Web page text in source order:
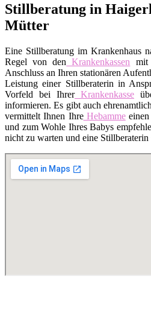
Stillberatung in
Mütter
Eine Stillberatung im Krankenhaus
Regel von den Krankenkassen mit
Anschluss an Ihren stationären
Leistung einer Stillberaterin in
Vorfeld bei IhrerKrankenkasse
informieren. Es gibt auch
vermittelt Ihnen IhreHebammeeinen
und zum Wohle Ihres Babys
nicht zu warten und eine